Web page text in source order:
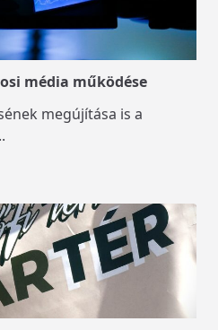
média működése
megújítása is a